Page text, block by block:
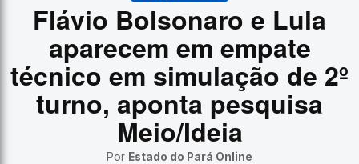
Flávio Bolsonaro e Lula
aparecem em empate
técnico em simulação de 2º
turno, aponta pesquisa
Meio/Ideia
Por Estado do Pará Online